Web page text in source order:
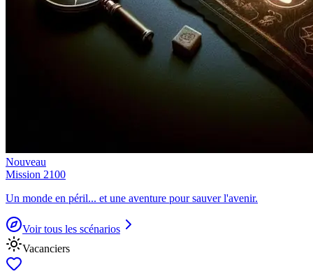
Nouveau
Mission 2100
Un monde en péril... et une aventure pour sauver l'avenir.
Voir tous les scénarios
Vacanciers